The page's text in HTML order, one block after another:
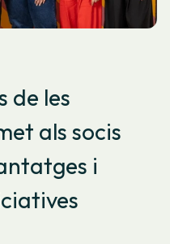
de les
als socis
i